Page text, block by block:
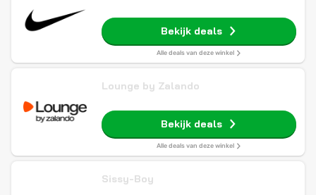
Bekijk deals
Alle deals van deze winkel
Lounge by Zalando
Bekijk deals
Alle deals van deze winkel
Sissy-Boy